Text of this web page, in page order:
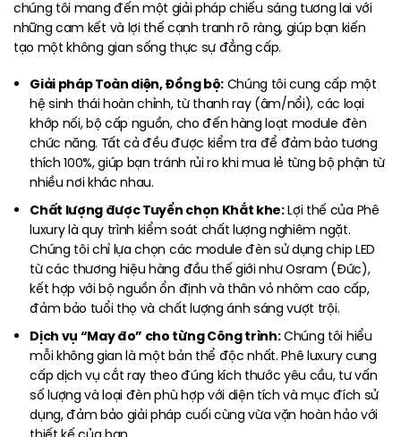
chúng tôi mang đến một giải pháp chiếu sáng tương lai với
những cam kết và lợi thế cạnh tranh rõ ràng, giúp bạn kiến
tạo một không gian sống thực sự đẳng cấp.
Giải pháp Toàn diện, Đồng bộ:Chúng tôi cung cấp một
hệ sinh thái hoàn chỉnh, từ thanh ray (âm/nổi), các loại
khớp nối, bộ cấp nguồn, cho đến hàng loạt module đèn
chức năng. Tất cả đều được kiểm tra để đảm bảo tương
thích 100%, giúp bạn tránh rủi ro khi mua lẻ từng bộ phận từ
nhiều nơi khác nhau.
Chất lượng được Tuyển chọn Khắt khe:Lợi thế của Phê
luxury là quy trình kiểm soát chất lượng nghiêm ngặt.
Chúng tôi chỉ lựa chọn các module đèn sử dụng chip LED
từ các thương hiệu hàng đầu thế giới như Osram (Đức),
kết hợp với bộ nguồn ổn định và thân vỏ nhôm cao cấp,
đảm bảo tuổi thọ và chất lượng ánh sáng vượt trội.
Dịch vụ “May đo” cho từng Công trình:Chúng tôi hiểu
mỗi không gian là một bản thể độc nhất. Phê luxury cung
cấp dịch vụ cắt ray theo đúng kích thước yêu cầu, tư vấn
số lượng và loại đèn phù hợp với diện tích và mục đích sử
dụng, đảm bảo giải pháp cuối cùng vừa vặn hoàn hảo với